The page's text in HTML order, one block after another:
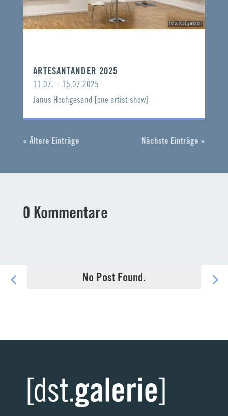
Foto: [dst.galerie]
ARTESANTANDER 2025
11.07. – 15.07.2025
Janus Hochgesand [one artist show]
« Ältere Einträge Nächste Einträge »
0 Kommentare
No Post Found.